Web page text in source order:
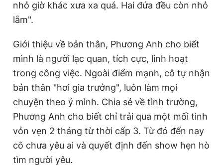
Tổng thư ký tòa soạn: Đức Trung
chép dưới mọi hình thức nếu không có sự chấp thuận bằng văn
bản. Phát triển bởi ePi Technologies, JSC.
nhỏ giờ khác xưa xa quá. Hai đứa đều còn nhỏ
lắm".
Giới thiệu về bản thân, Phương Anh cho biết
mình là người lạc quan, tích cực, linh hoạt
trong công việc. Ngoài điểm mạnh, cô tự nhận
bản thân "hơi gia trưởng", luôn làm mọi
chuyện theo ý mình. Chia sẻ về tình trường,
Phương Anh cho biết chỉ trải qua một mối tình
vỏn vẹn 2 tháng từ thời cấp 3. Từ đó đến nay
cô chưa yêu ai và quyết định đến show hẹn hò
tìm người yêu.